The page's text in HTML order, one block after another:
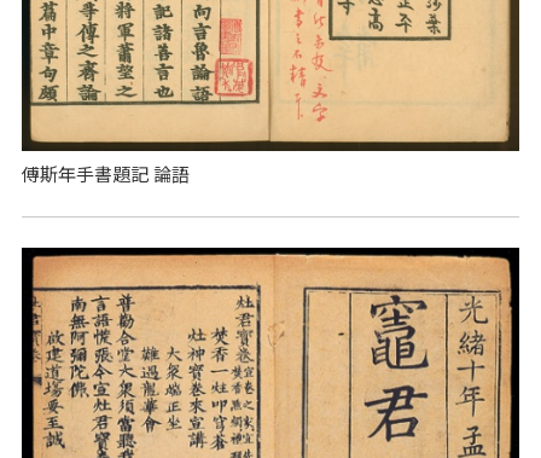
傅斯年手書題記 論語